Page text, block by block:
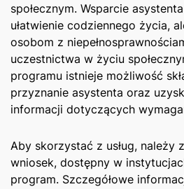
społecznym. Wsparcie
ułatwienie codziennego życia,
osobom z
uczestnictwa ⁤w życiu
programu istnieje możliwość
przyznanie asystenta oraz
informacji dotyczących
Aby skorzystać z usług,⁣ należy
wniosek, dostępny w
program. Szczegółowe